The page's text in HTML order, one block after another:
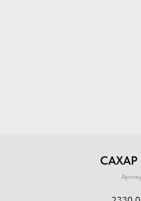
САХАР